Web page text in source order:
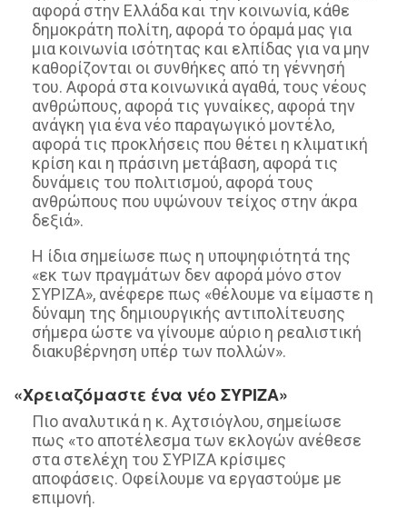
αφορά στην Ελλάδα και την κοινωνία, κάθε
δημοκράτη πολίτη, αφορά το όραμά μας για
μια κοινωνία ισότητας και ελπίδας για να μην
καθορίζονται οι συνθήκες από τη γέννησή
του. Αφορά στα κοινωνικά αγαθά, τους νέους
ανθρώπους, αφορά τις γυναίκες, αφορά την
ανάγκη για ένα νέο παραγωγικό μοντέλο,
αφορά τις προκλήσεις που θέτει η κλιματική
κρίση και η πράσινη μετάβαση, αφορά τις
δυνάμεις του πολιτισμού, αφορά τους
ανθρώπους που υψώνουν τείχος στην άκρα
δεξιά».
Η ίδια σημείωσε πως η υποψηφιότητά της
«εκ των πραγμάτων δεν αφορά μόνο στον
ΣΥΡΙΖΑ», ανέφερε πως «θέλουμε να είμαστε η
δύναμη της δημιουργικής αντιπολίτευσης
σήμερα ώστε να γίνουμε αύριο η ρεαλιστική
διακυβέρνηση υπέρ των πολλών».
«Χρειαζόμαστε ένα νέο ΣΥΡΙΖΑ»
Πιο αναλυτικά η κ. Αχτσιόγλου, σημείωσε
πως «το αποτέλεσμα των εκλογών ανέθεσε
στα στελέχη του ΣΥΡΙΖΑ κρίσιμες
αποφάσεις. Οφείλουμε να εργαστούμε με
επιμονή.